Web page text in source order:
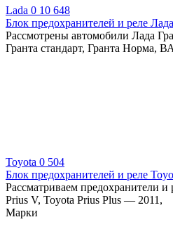
Lada 0 10 648
Блок предохранителей и реле
Рассмотрены автомобили Лада
Гранта стандарт, Гранта Норма,
Toyota 0 504
Блок предохранителей и реле
Рассматриваем предохранители и
Prius V, Toyota Prius Plus — 2011,
Марки